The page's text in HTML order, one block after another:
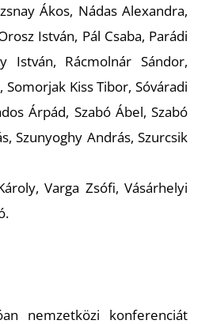
Ákos, Nádas Alexandra,
István, Pál Csaba, Parádi
István, Rácmolnár Sándor,
Kiss Tibor, Sóváradi
Árpád, Szabó Ábel, Szabó
Szunyoghy András, Szurcsik
Varga Zsófi, Vásárhelyi
nemzetközi konferenciát